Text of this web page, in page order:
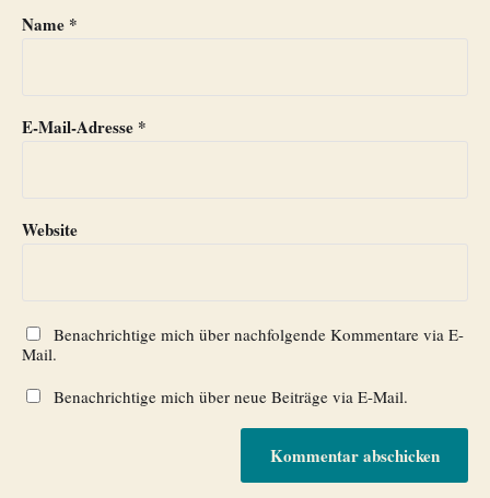
Name *
E-Mail-Adresse *
Website
Benachrichtige mich über nachfolgende Kommentare via E-
Mail.
Benachrichtige mich über neue Beiträge via E-Mail.